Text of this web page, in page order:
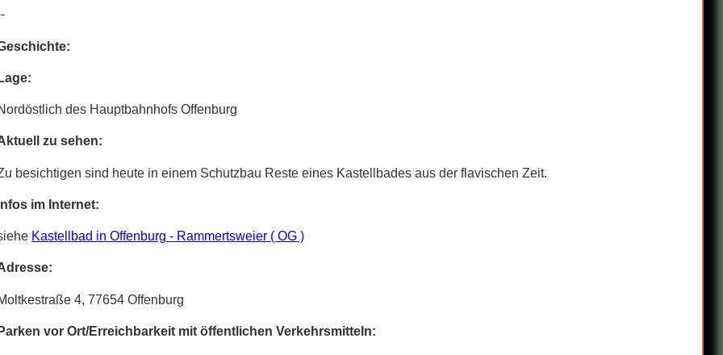
Lage:
des Hauptbahnhofs Offenburg
zu sehen:
besichtigen sind heute in einem Schutzbau Reste eines Kastellbades aus der flavischen Zeit.
Infos im Internet:
Kastellbad in Offenburg - Rammertsweier ( OG )
4, 77654 Offenburg
Parken vor Ort/Erreichbarkeit mit öffentlichen Verkehrsmitteln: